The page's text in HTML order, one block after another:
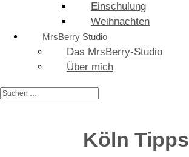
Einschulung
Weihnachten
MrsBerry Studio
Das MrsBerry-Studio
Über mich
Köln Tipps